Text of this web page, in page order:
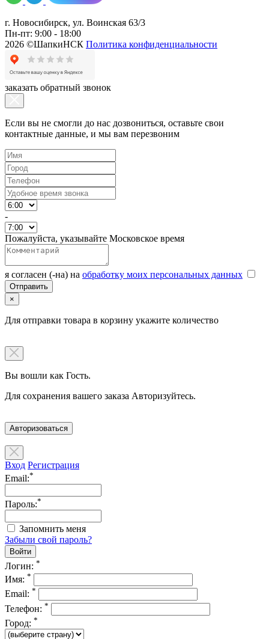
г. Новосибирск, ул. Воинская 63/3
Пн-пт: 9:00 - 18:00
2026 ©ШапкиНСК Политика конфиденциальности
заказать обратный звонок
Если вы не смогли до нас дозвониться, оставьте свои
контактные данные, и мы вам перезвоним
-
Пожалуйста, указывайте Московское время
я согласен (-на) на обработку моих персональных данных
×
Для отправки товара в корзину укажите количество
Вы вошли как Гость.
Для сохранения вашего заказа Авторизуйтесь.
Авторизоваться
Вход Регистрация
Email:*
Пароль:*
Запомнить меня
Забыли свой пароль?
Логин: *
Имя: *
Email: *
Телефон: *
Город: *